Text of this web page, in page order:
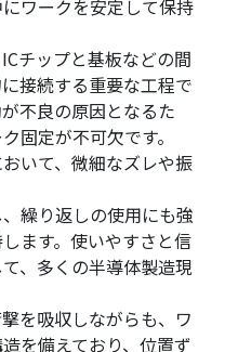
ワークを安定して保持
チップと基板などの間
接続する重要な工程で
不良の原因となるた
固定が不可欠です。
いて、微細なズレや振
繰り返しの使用にも強
ます。使いやすさと信
、多くの半導体製造現
を吸収しながらも、ワ
を備えており、位置ず